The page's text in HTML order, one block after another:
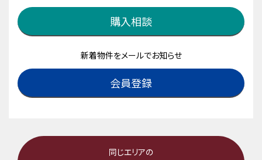
購入相談
新着物件をメールでお知らせ
会員登録
同じエリアの